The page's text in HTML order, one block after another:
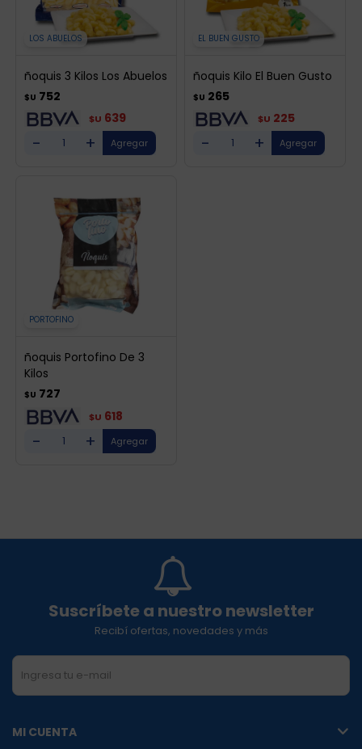
LOS ABUELOS
ñoquis 3 Kilos Los Abuelos
$U 752
$U 639
- +
EL BUEN GUSTO
ñoquis Kilo El Buen Gusto
$U 265
$U 225
- +
PORTOFINO
ñoquis Portofino De 3
Kilos
$U 727
$U 618
- +
Suscríbete a nuestro newsletter
Recibí ofertas, novedades y más
MI CUENTA